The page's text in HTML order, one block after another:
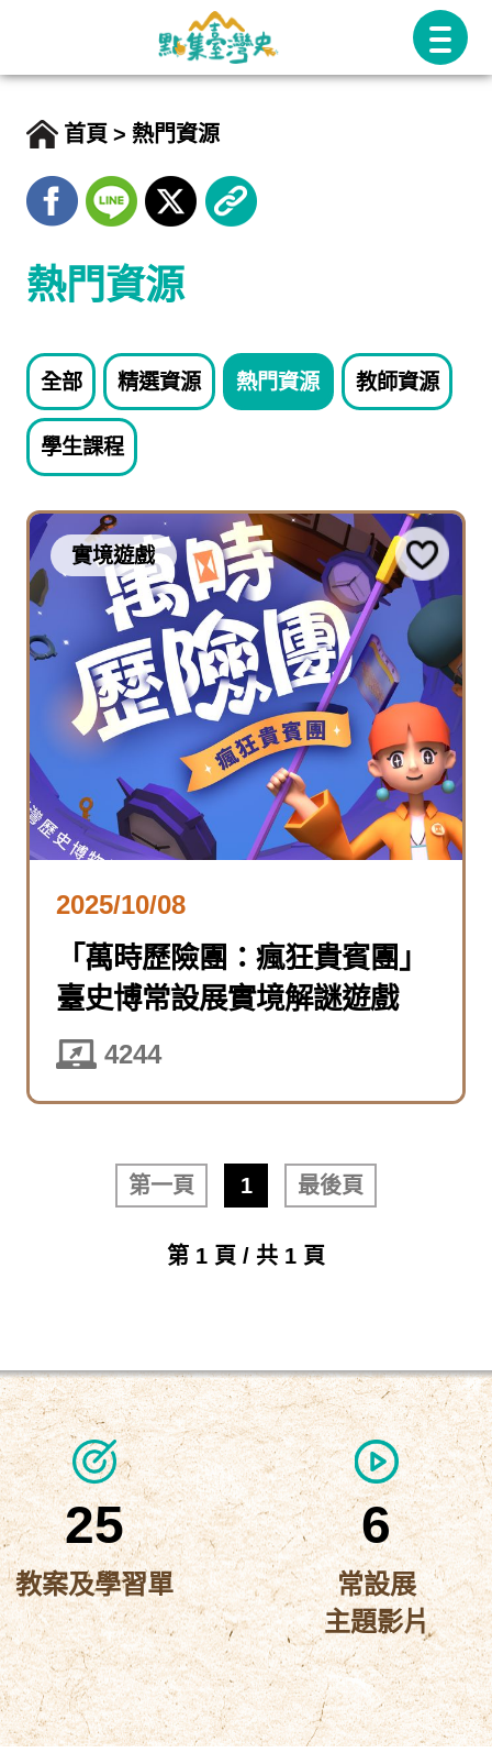
首頁 熱門資源
熱門資源
全部 精選資源 熱門資源 教師資源
學生課程
實境遊戲
2025/10/08
「萬時歷險團：瘋狂貴賓團」
臺史博常設展實境解謎遊戲
4244
第一頁 1 最後頁
第 1 頁 / 共 1 頁
25
教案及學習單
6
常設展
主題影片